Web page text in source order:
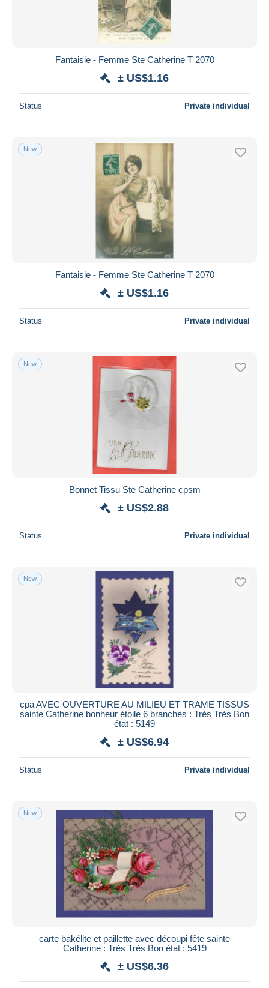
Fantaisie - Femme Ste Catherine T 2070
± US$1.16
Status Private individual
New
Fantaisie - Femme Ste Catherine T 2070
± US$1.16
Status Private individual
New
Bonnet Tissu Ste Catherine cpsm
± US$2.88
Status Private individual
New
cpa AVEC OUVERTURE AU MILIEU ET TRAME TISSUS
sainte Catherine bonheur étoile 6 branches : Très Très Bon
état : 5149
± US$6.94
Status Private individual
New
carte bakélite et paillette avec découpi fête sainte
Catherine : Très Très Bon état : 5419
± US$6.36